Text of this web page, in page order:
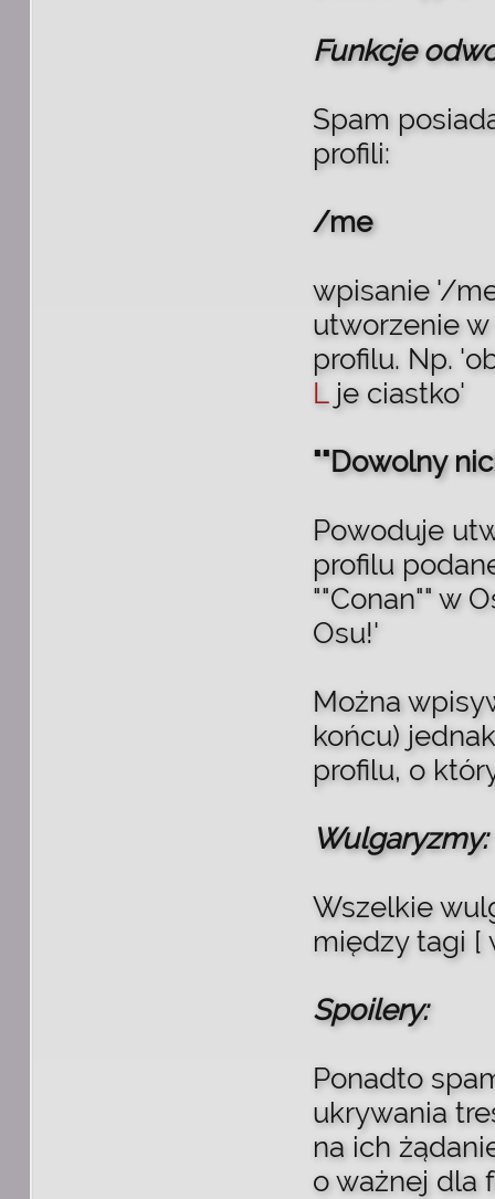
Funkcje
Spam
profili:
/me
wpisanie '/
utworzenie
profilu. Np.
Lje ciastko'
""Dowolny
Powoduje
profilu
""Conan"" w
Osu!'
Można
końcu)
profilu, o
Wulgaryzmy:
Wszelkie
między tagi
Spoilery:
Ponadto
ukrywania
na ich
o ważnej dla